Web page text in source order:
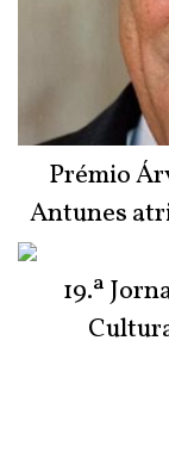
Prémio
Antunes
19.ª